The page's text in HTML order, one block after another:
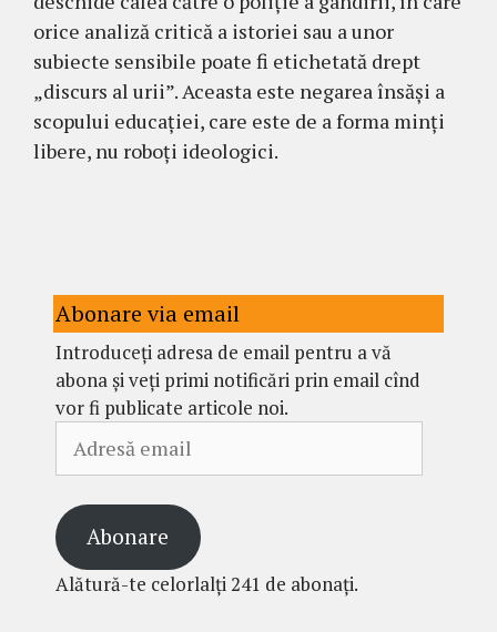
orice analiză critică a istoriei sau a unor
subiecte sensibile poate fi etichetată drept
„discurs al urii”. Aceasta este negarea însăși a
scopului educației, care este de a forma minți
libere, nu roboți ideologici.
Abonare via email
Introduceți adresa de email pentru a vă
abona și veți primi notificări prin email cînd
vor fi publicate articole noi.
email
Abonare
Alătură-te celorlalți 241 de abonați.